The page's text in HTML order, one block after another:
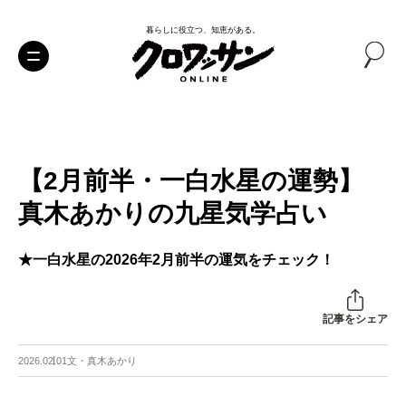
暮らしに役立つ、知恵がある。
【2月前半・一白水星の運勢】
真木あかりの九星気学占い
★一白水星の2026年2月前半の運気をチェック！
記事をシェア
2026.02.01文・真木あかり